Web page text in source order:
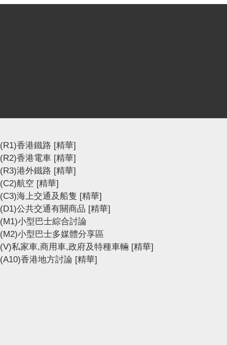
(B3i)即拍即貼 -手機相&翻拍Mon相
(R1)香港鐵路 [精華]
(R2)香港電車 [精華]
(R3)港外鐵路 [精華]
(C2)航空 [精華]
(C3)海上交通及船隻 [精華]
(D1)公共交通有關商品 [精華]
(M1)小型巴士綜合討論
(M2)小型巴士多媒體分享區
(V)私家車,商用車,政府及特種車輛 [精華]
(A10)香港地方討論 [精華]